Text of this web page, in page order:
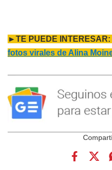
►TE PUEDE INTERESAR:
fotos virales de Alina